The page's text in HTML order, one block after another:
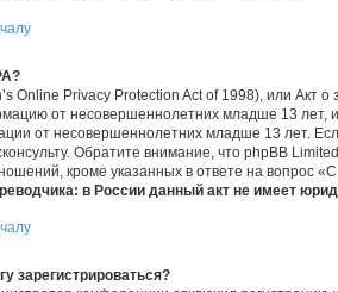
Online Privacy Protection Act of 1998), или Акт
от несовершеннолетних младше 13 лет,
от несовершеннолетних младше 13 лет.
Обратите внимание, что phpBB
кроме указанных в ответе на вопрос
в России данный акт не имеет
зарегистрироваться?